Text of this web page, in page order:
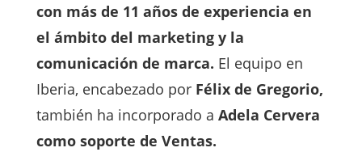
con más de 11 años de experiencia en
el ámbito del marketing y la
comunicación de marca. El equipo en
Iberia, encabezado por Félix de Gregorio,
también ha incorporado a Adela Cervera
como soporte de Ventas.